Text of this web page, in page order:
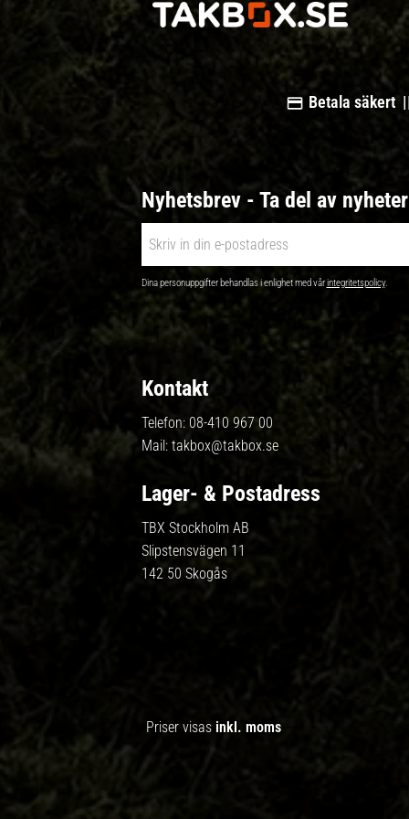
Betala säkert ||
Nyhetsbrev - Ta del av
Dina personuppgifter behandlas i enlighet med vårintegritetspolicy.
Kontakt
Telefon: 08-410 967 00
Mail: takbox@takbox.se
Lager- & Postadress
TBX Stockholm AB
Slipstensvägen 11
142 50 Skogås
Priser visas inkl. moms